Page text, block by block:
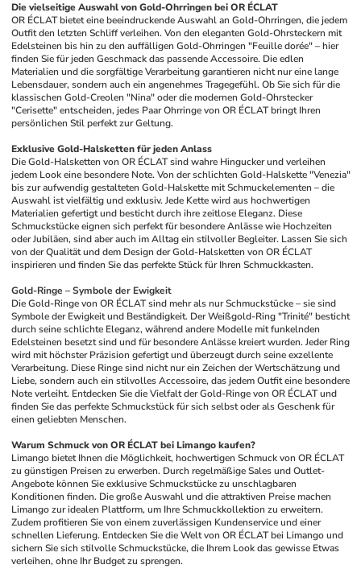
Die vielseitige Auswahl von Gold-Ohrringen bei OR ÉCLAT
OR ÉCLAT bietet eine beeindruckende Auswahl an Gold-Ohrringen, die jedem
Outfit den letzten Schliff verleihen. Von den eleganten Gold-Ohrsteckern mit
Edelsteinen bis hin zu den auffälligen Gold-Ohrringen "Feuille dorée" – hier
finden Sie für jeden Geschmack das passende Accessoire. Die edlen
Materialien und die sorgfältige Verarbeitung garantieren nicht nur eine lange
Lebensdauer, sondern auch ein angenehmes Tragegefühl. Ob Sie sich für die
klassischen Gold-Creolen "Nina" oder die modernen Gold-Ohrstecker
"Cerisette" entscheiden, jedes Paar Ohrringe von OR ÉCLAT bringt Ihren
persönlichen Stil perfekt zur Geltung.
Exklusive Gold-Halsketten für jeden Anlass
Die Gold-Halsketten von OR ÉCLAT sind wahre Hingucker und verleihen
jedem Look eine besondere Note. Von der schlichten Gold-Halskette "Venezia"
bis zur aufwendig gestalteten Gold-Halskette mit Schmuckelementen – die
Auswahl ist vielfältig und exklusiv. Jede Kette wird aus hochwertigen
Materialien gefertigt und besticht durch ihre zeitlose Eleganz. Diese
Schmuckstücke eignen sich perfekt für besondere Anlässe wie Hochzeiten
oder Jubiläen, sind aber auch im Alltag ein stilvoller Begleiter. Lassen Sie sich
von der Qualität und dem Design der Gold-Halsketten von OR ÉCLAT
inspirieren und finden Sie das perfekte Stück für Ihren Schmuckkasten.
Gold-Ringe – Symbole der Ewigkeit
Die Gold-Ringe von OR ÉCLAT sind mehr als nur Schmuckstücke – sie sind
Symbole der Ewigkeit und Beständigkeit. Der Weißgold-Ring "Trinité" besticht
durch seine schlichte Eleganz, während andere Modelle mit funkelnden
Edelsteinen besetzt sind und für besondere Anlässe kreiert wurden. Jeder Ring
wird mit höchster Präzision gefertigt und überzeugt durch seine exzellente
Verarbeitung. Diese Ringe sind nicht nur ein Zeichen der Wertschätzung und
Liebe, sondern auch ein stilvolles Accessoire, das jedem Outfit eine besondere
Note verleiht. Entdecken Sie die Vielfalt der Gold-Ringe von OR ÉCLAT und
finden Sie das perfekte Schmuckstück für sich selbst oder als Geschenk für
einen geliebten Menschen.
Warum Schmuck von OR ÉCLAT bei Limango kaufen?
Limango bietet Ihnen die Möglichkeit, hochwertigen Schmuck von OR ÉCLAT
zu günstigen Preisen zu erwerben. Durch regelmäßige Sales und Outlet-
Angebote können Sie exklusive Schmuckstücke zu unschlagbaren
Konditionen finden. Die große Auswahl und die attraktiven Preise machen
Limango zur idealen Plattform, um Ihre Schmuckkollektion zu erweitern.
Zudem profitieren Sie von einem zuverlässigen Kundenservice und einer
schnellen Lieferung. Entdecken Sie die Welt von OR ÉCLAT bei Limango und
sichern Sie sich stilvolle Schmuckstücke, die Ihrem Look das gewisse Etwas
verleihen, ohne Ihr Budget zu sprengen.